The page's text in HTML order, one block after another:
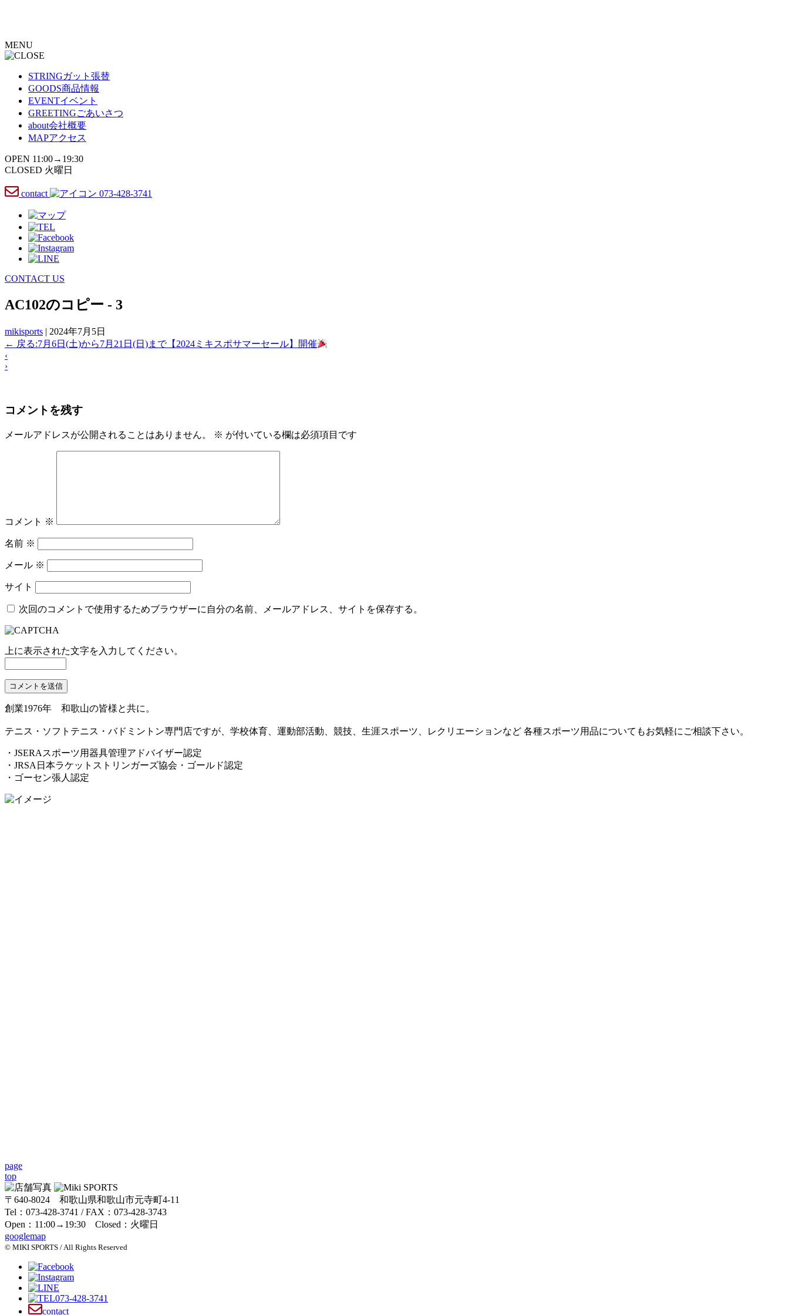
ン
ツ
MENU
STRINGガット張替
GOODS商品情報
EVENTイベント
GREETINGごあいさつ
about会社概要
MAPアクセス
OPEN 11:00→19:30
CLOSED 火曜日
contact 073-428-3741
CONTACT US
AC102のコピー - 3
mikisports | 2024年7月5日
← 戻る:7月6日(土)から7月21日(日)まで【2024ミキスポサマーセール】開催
‹
›
コメントを残す
メールアドレスが公開されることはありません。 ※ が付いている欄は必須項目です
コメント ※
名前 ※
メール ※
サイト
次回のコメントで使用するためブラウザーに自分の名前、メールアドレス、サイトを保存する。
上に表示された文字を入力してください。
創業1976年 和歌山の皆様と共に。
テニス・ソフトテニス・バドミントン専門店ですが、学校体育、運動部活動、競技、生涯スポーツ、レクリエーションなど 各種スポーツ用品についてもお気軽にご相談下さい。
・JSERAスポーツ用器具管理アドバイザー認定
・JRSA日本ラケットストリンガーズ協会・ゴールド認定
・ゴーセン張人認定
page
top
〒640-8024 和歌山県和歌山市元寺町4-11
Tel：073-428-3741 / FAX：073-428-3743
Open：11:00→19:30 Closed：火曜日
googlemap
© MIKI SPORTS / All Rights Reserved
073-428-3741
contact